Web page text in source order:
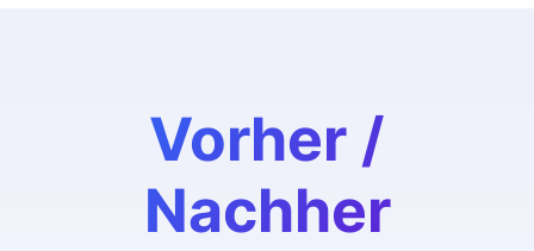
Vorher /
Nachher